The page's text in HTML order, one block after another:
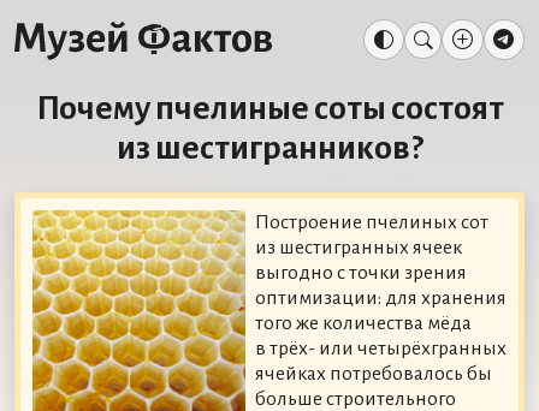
Почему пчелиные соты состоят
из шестигранников?
Построение пчелиных сот
из шестигранных ячеек
выгодно с точки зрения
оптимизации: для хранения
того же количества мёда
в трёх- или четырёхгранных
ячейках потребовалось бы
больше строительного